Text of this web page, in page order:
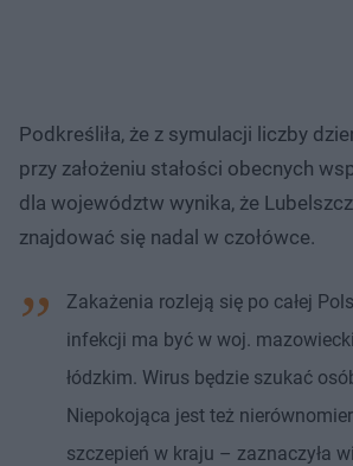
Podkreśliła, że z symulacji liczby
przy założeniu stałości obecnych
dla województw wynika, że
znajdować się nadal w czołówce.
Zakażenia rozleją się po całej
infekcji ma być w woj.
łódzkim. Wirus będzie szukać
Niepokojąca jest też
szczepień w kraju – zaznaczyła